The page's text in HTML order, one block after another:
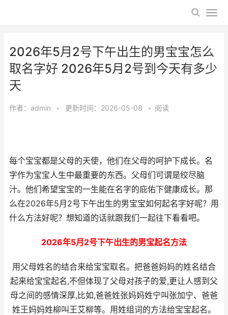
2026年5月2号下午出生的男宝宝怎么
取名字好 2026年5月2号到今天有多少
天
作者： admin • 更新时间：2026-05-08 • 阅读
每个宝宝都是父母的天使，他们在父母的呵护下成长。名
字作为宝宝人生中最重要的东西。父母们可谓是绞尽脑
汁。他们希望宝宝的一生能在名字的庇佑下健康成长。那
么在2026年5月2号下午出生的男宝宝如何起名字好呢？用
什么方法好呢？想知道的话就跟我们一起往下看看吧。
2026年5月2号下午出生的男宝起名方法
用父母姓名的结合来给宝宝取名。把爸爸妈妈的姓名结合
起来给宝宝起名,不但体现了父母对孩子的爱,更让人感到父
母之间的感情深厚,比如,爸爸姓张妈妈姓宁叫张加宁、爸爸
姓王妈妈姓柳叫王艾柳等。用姓组词的方法给宝宝起名。